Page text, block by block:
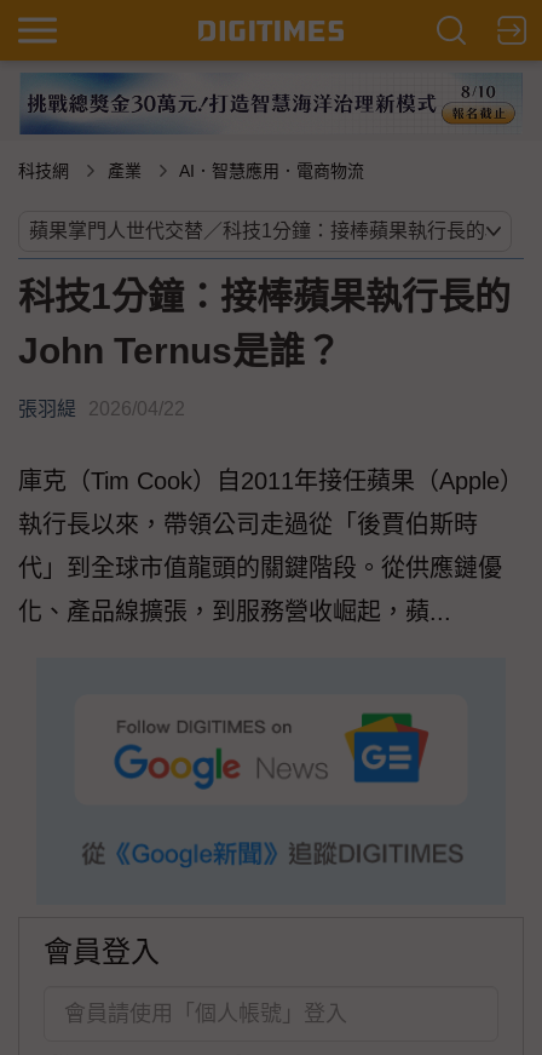
科技網 產業 AI．智慧應用．電商物流
科技1分鐘：接棒蘋果執行長的
John Ternus是誰？
張羽緹 2026/04/22
庫克（Tim Cook）自2011年接任蘋果（Apple）
執行長以來，帶領公司走過從「後賈伯斯時
代」到全球市值龍頭的關鍵階段。從供應鏈優
化、產品線擴張，到服務營收崛起，蘋...
會員登入